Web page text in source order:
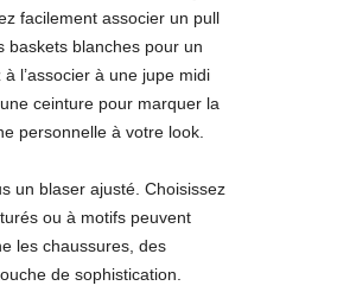
facilement associer un pull
baskets blanches pour un
l’associer à une jupe midi
ceinture pour marquer la
personnelle à votre look.
un blaser ajusté. Choisissez
ou à motifs peuvent
les chaussures, des
de sophistication.